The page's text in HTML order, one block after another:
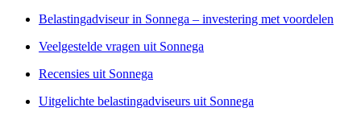
Belastingadviseur in Sonnega – investering met voordelen
Veelgestelde vragen uit Sonnega
Recensies uit Sonnega
Uitgelichte belastingadviseurs uit Sonnega